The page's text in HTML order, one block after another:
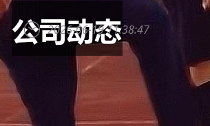
2026-06-19 11:38:47